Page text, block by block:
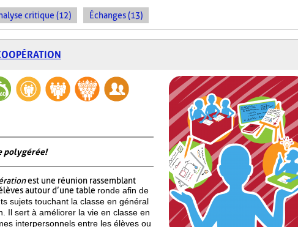
critique (12) Échanges (13)
polygérée!
est une réunion rassemblant
autour d’une table ronde afin de
sujets touchant la classe en général
Il sert à améliorer la vie en classe en
interpersonnels entre les élèves ou